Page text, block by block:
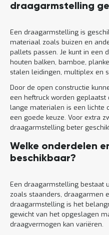
draagarmstelling
Een draagarmstelling is
materiaal zoals buizen en
pallets passen. Je kunt in een
houten balken, bamboe,
stalen leidingen, multiplex en
Door de open constructie
een heftruck worden
lange materialen is een lichte
een goede keuze. Voor extra
draagarmstelling beter
Welke onderdelen
beschikbaar?
Een draagarmstelling bestaat
zoals staanders, draagarmen
draagarmstelling is het
gewicht van het opgeslagen
draagvermogen kan variëren.